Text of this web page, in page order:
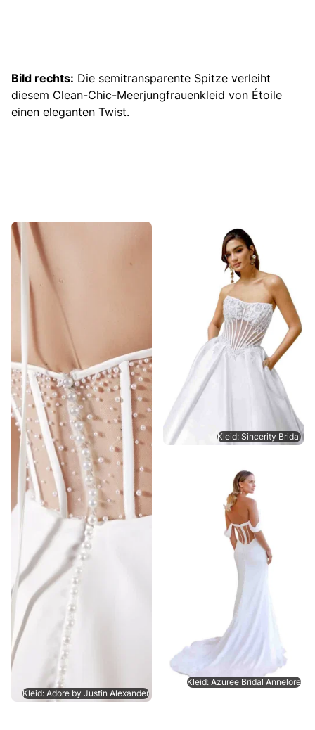
Bild rechts: Die semitransparente Spitze verleiht
diesem Clean-Chic-Meerjungfrauenkleid von Étoile
einen eleganten Twist.
Kleid: Adore by Justin Alexander
Kleid: Sincerity Bridal
Kleid: Azuree Bridal Annelore